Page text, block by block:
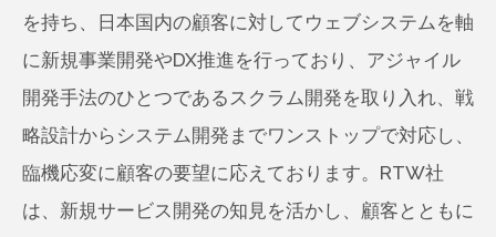
を持ち、日本国内の顧客に対してウェブシステムを軸
に新規事業開発やDX推進を行っており、アジャイル
開発手法のひとつであるスクラム開発を取り入れ、戦
略設計からシステム開発までワンストップで対応し、
臨機応変に顧客の要望に応えております。RTW社
は、新規サービス開発の知見を活かし、顧客とともに